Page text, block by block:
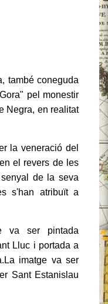
també coneguda
pel monestir
Negra, en realitat
la veneració del
el revers de les
de la seva
s'han atribuït a
va ser pintada
Lluc i portada a
imatge va ser
Sant Estanislau